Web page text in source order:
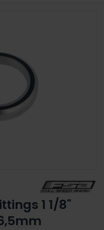
1 1/8"